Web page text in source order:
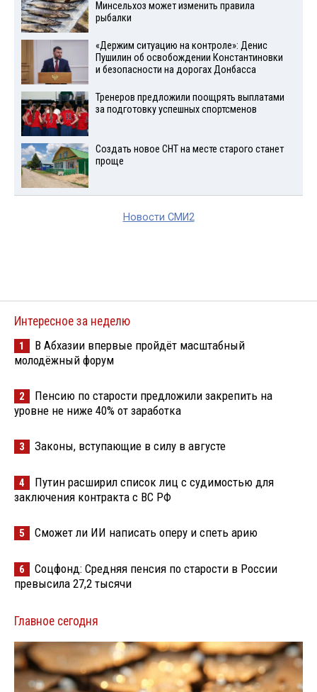
Минсельхоз может изменить правила
рыбалки
«Держим ситуацию на контроле»: Денис
Пушилин об освобождении Константиновки
и безопасности на дорогах Донбасса
Тренеров предложили поощрять выплатами
за подготовку успешных спортсменов
Создать новое СНТ на месте старого станет
проще
Новости СМИ2
Интересное за неделю
1
В Абхазии впервые пройдёт масштабный
молодёжный форум
2
Пенсию по старости предложили закрепить на
уровне не ниже 40% от заработка
3 Законы, вступающие в силу в августе
4
Путин расширил список лиц с судимостью для
заключения контракта с ВС РФ
5 Сможет ли ИИ написать оперу и спеть арию
6
Соцфонд: Средняя пенсия по старости в России
превысила 27,2 тысячи
Главное сегодня